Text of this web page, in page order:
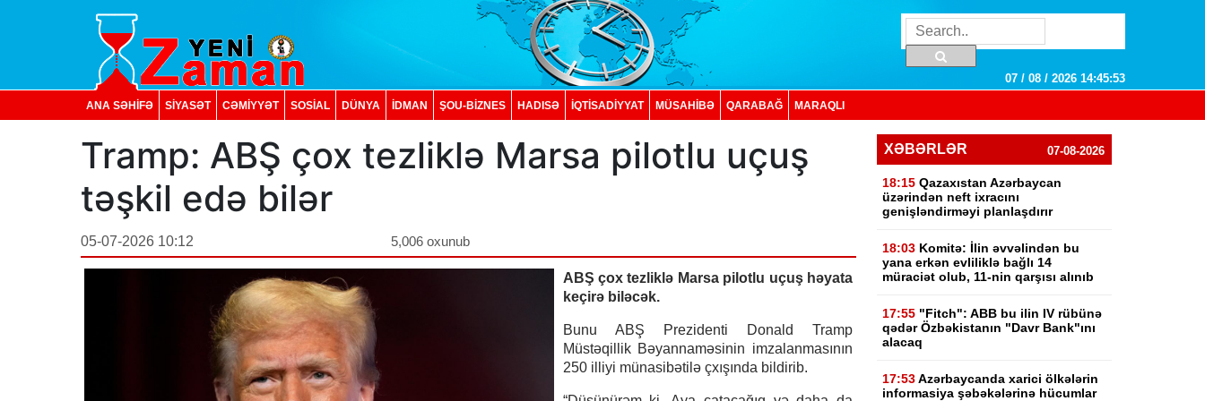
07 / 08 / 2026 14:45:54
ANA SƏHİFƏ SİYASƏT CƏMİYYƏT SOSIAL DÜNYA İDMAN ŞOU-BİZNES HADISƏ İQTISADIYYAT MÜSAHİBƏ QARABAĞ MARAQLI
Tramp: ABŞ çox tezliklə Marsa pilotlu uçuş
təşkil edə bilər
05-07-2026 10:12 5,006 oxunub
ABŞ çox tezliklə Marsa pilotlu uçuş həyata
keçirə biləcək.
Bunu ABŞ Prezidenti Donald Tramp
Müstəqillik Bəyannaməsinin imzalanmasının
250 illiyi münasibətilə çxışında bildirib.
XƏBƏRLƏR 07-08-2026
18:15 Qazaxıstan Azərbaycan
üzərindən neft ixracını
genişləndirməyi planlaşdırır
18:03 Komitə: İlin əvvəlindən bu
yana erkən evliliklə bağlı 14
müraciət olub, 11-nin qarşısı alınıb
17:55 "Fitch": ABB bu ilin IV rübünə
qədər Özbəkistanın "Davr Bank"ını
alacaq
17:53 Azərbaycanda xarici ölkələrin
informasiya şəbəkələrinə hücumlar